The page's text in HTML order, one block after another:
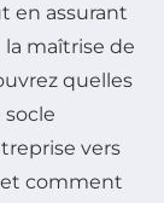
en assurant
maîtrise de
quelles
vers
et comment